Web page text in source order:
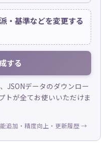
・基準などを変更する
する
JSONデータのダウンロー
トが全てお使いいただけま
追加・精度向上・更新履歴 →